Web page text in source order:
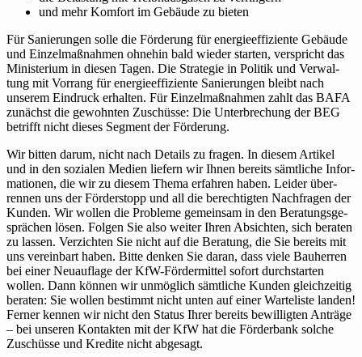
und mehr Komfort im Gebäude zu bieten
Für Sanie­rungen solle die För­de­rung für ener­gie­ef­fi­zi­ente Gebäude
und Ein­zel­maß­nahmen ohnehin bald wieder starten, ver­spricht das
Minis­te­rium in diesen Tagen. Die Stra­tegie in Politik und Ver­wal­
tung mit Vorrang für ener­gie­ef­fi­zi­ente Sanie­rungen bleibt nach
unserem Ein­druck erhalten. Für Ein­zel­maß­nahmen zahlt das BAFA
zunächst die gewohnten Zuschüsse: Die Unter­bre­chung der BEG
betrifft nicht dieses Segment der Förderung.
Wir bitten darum, nicht nach Details zu fragen. In diesem Artikel
und in den sozialen Medien liefern wir Ihnen bereits sämt­liche Infor­
ma­tionen, die wir zu diesem Thema erfahren haben. Leider über­
rennen uns der För­der­stopp und all die berech­tigten Nach­fragen der
Kunden. Wir wollen die Pro­bleme gemeinsam in den Bera­tungs­ge­
sprä­chen lösen. Folgen Sie also weiter Ihren Absichten, sich beraten
zu lassen. Ver­zichten Sie nicht auf die Bera­tung, die Sie bereits mit
uns ver­ein­bart haben. Bitte denken Sie daran, dass viele Bau­herren
bei einer Neu­auf­lage der KfW-För­der­mittel sofort durch­starten
wollen. Dann können wir unmög­lich sämt­liche Kunden gleich­zeitig
beraten: Sie wollen bestimmt nicht unten auf einer War­te­liste landen!
Ferner kennen wir nicht den Status Ihrer bereits bewil­ligten Anträge
– bei unseren Kon­takten mit der KfW hat die För­der­bank solche
Zuschüsse und Kredite nicht abgesagt.